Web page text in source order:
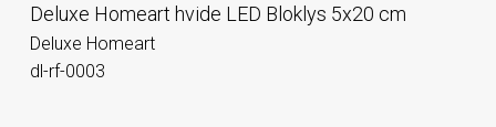
Deluxe Homeart hvide LED Bloklys 5x20 cm
Deluxe Homeart
dl-rf-0003